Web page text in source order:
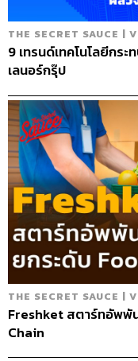
07.49
สิ่งที่ต่อยอดหรือปรับเป
สามารถต่อยอดและท
ที่เป็นชาวต่างชาติ จน
อเมริกา และไปงาน
งานสัปเหร่อโลก
“ไปครั้งแรกงงมาก มั
เรามันล้าสมัยมาก เข
หีบศพ การบุภายใน เสื้
ฮ่องกงกับมาเก๊าสลับ
วนๆ กัน ซึ่งเราเป็นสม
บ้านเราเป็นยังไง พิธี
อดไปอีกเรื่อยๆ มันค่อย
09.24
THE SECRET SAUCE |
9 เทรนด์เทคโนโลยีกร
เลนอร์กรุ๊ป
THE SECRET SAUCE |
Freshket สตาร์ทอัพพั
Chain